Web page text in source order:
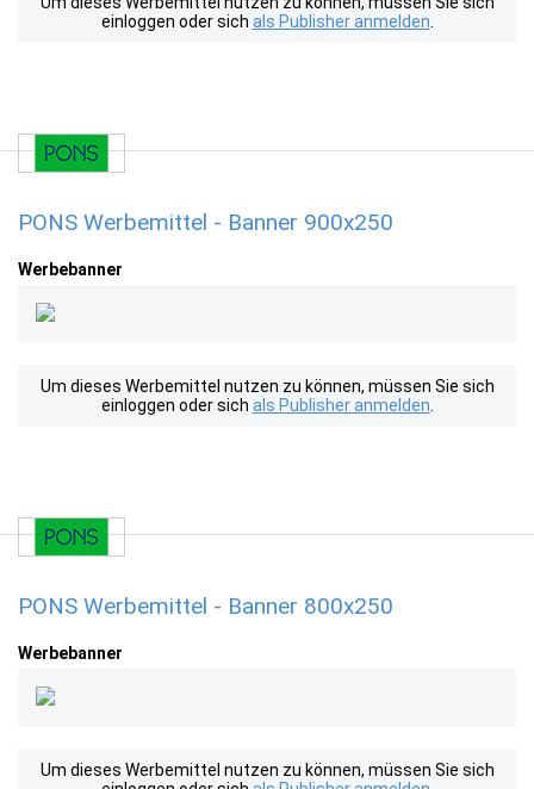
einloggen oder sich als Publisher anmelden
PONS Werbemittel - Banner 900x250
Werbebanner
Um dieses Werbemittel nutzen zu können, müssen Sie sich
einloggen oder sich als Publisher anmelden
PONS Werbemittel - Banner 800x250
Werbebanner
Um dieses Werbemittel nutzen zu können, müssen Sie sich